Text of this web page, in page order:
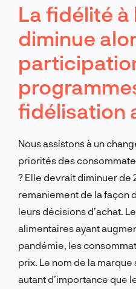
La fidélité à
diminue
fidélisation
Nous assistons à un
priorités des
? Elle devrait diminuer de
remaniement de la façon
leurs décisions d’achat.
alimentaires ayant
pandémie, les
prix. Le nom de la marque
autant d’importance que